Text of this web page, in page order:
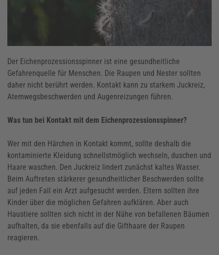
Der Eichenprozessionsspinner ist eine gesundheitliche
Gefahrenquelle für Menschen. Die Raupen und Nester sollten
daher nicht berührt werden. Kontakt kann zu starkem Juckreiz,
Atemwegsbeschwerden und Augenreizungen führen.
Was tun bei Kontakt mit dem Eichenprozessionsspinner?
Wer mit den Härchen in Kontakt kommt, sollte deshalb die
kontaminierte Kleidung schnellstmöglich wechseln, duschen und
Haare waschen. Den Juckreiz lindert zunächst kaltes Wasser.
Beim Auftreten stärkerer gesundheitlicher Beschwerden sollte
auf jeden Fall ein Arzt aufgesucht werden. Eltern sollten ihre
Kinder über die möglichen Gefahren aufklären. Aber auch
Haustiere sollten sich nicht in der Nähe von befallenen Bäumen
aufhalten, da sie ebenfalls auf die Gifthaare der Raupen
reagieren.